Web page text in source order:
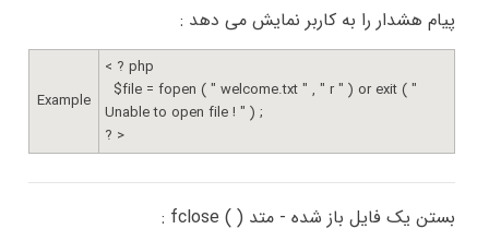
پیام هشدار را به کاربر نمایش می دهد :
Example
< ? php
$file = fopen ( " welcome.txt " , " r " ) or exit ( "
Unable to open file ! " ) ;
? >
بستن یک فایل باز شده - متد ( ) fclose :